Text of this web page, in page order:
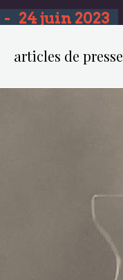
- 24 juin 2023
articles de presse